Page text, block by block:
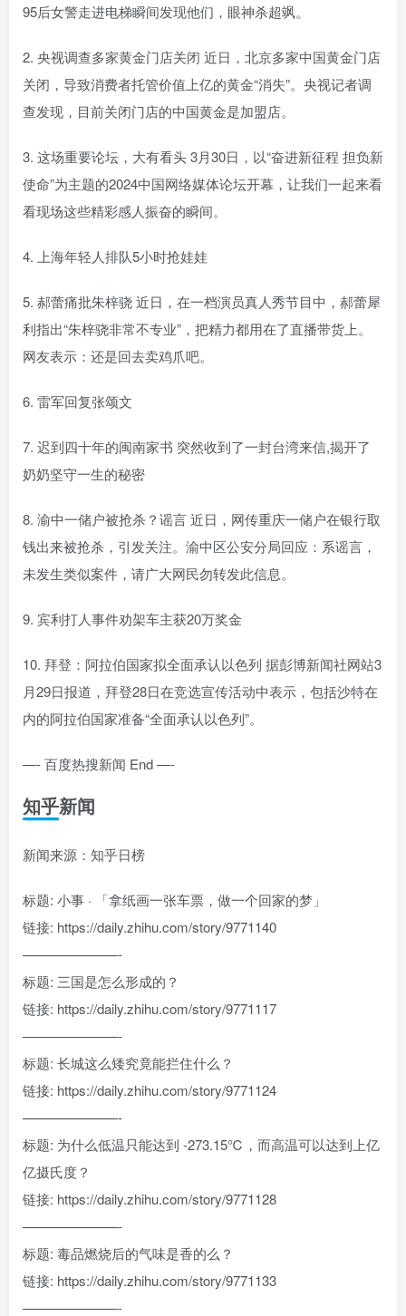
95后女警走进电梯瞬间发现他们，眼神杀超飒。
2. 央视调查多家黄金门店关闭 近日，北京多家中国黄金门店
关闭，导致消费者托管价值上亿的黄金“消失”。央视记者调
查发现，目前关闭门店的中国黄金是加盟店。
3. 这场重要论坛，大有看头 3月30日，以“奋进新征程 担负新
使命”为主题的2024中国网络媒体论坛开幕，让我们一起来看
看现场这些精彩感人振奋的瞬间。
4. 上海年轻人排队5小时抢娃娃
5. 郝蕾痛批朱梓骁 近日，在一档演员真人秀节目中，郝蕾犀
利指出“朱梓骁非常不专业”，把精力都用在了直播带货上。
网友表示：还是回去卖鸡爪吧。
6. 雷军回复张颂文
7. 迟到四十年的闽南家书 突然收到了一封台湾来信,揭开了
奶奶坚守一生的秘密
8. 渝中一储户被抢杀？谣言 近日，网传重庆一储户在银行取
钱出来被抢杀，引发关注。渝中区公安分局回应：系谣言，
未发生类似案件，请广大网民勿转发此信息。
9. 宾利打人事件劝架车主获20万奖金
10. 拜登：阿拉伯国家拟全面承认以色列 据彭博新闻社网站3
月29日报道，拜登28日在竞选宣传活动中表示，包括沙特在
内的阿拉伯国家准备“全面承认以色列”。
—- 百度热搜新闻 End —-
知乎新闻
新闻来源：知乎日榜
标题: 小事 · 「拿纸画一张车票，做一个回家的梦」
链接: https://daily.zhihu.com/story/9771140
———————-
标题: 三国是怎么形成的？
链接: https://daily.zhihu.com/story/9771117
———————-
标题: 长城这么矮究竟能拦住什么？
链接: https://daily.zhihu.com/story/9771124
———————-
标题: 为什么低温只能达到 -273.15℃，而高温可以达到上亿
亿摄氏度？
链接: https://daily.zhihu.com/story/9771128
———————-
标题: 毒品燃烧后的气味是香的么？
链接: https://daily.zhihu.com/story/9771133
———————-